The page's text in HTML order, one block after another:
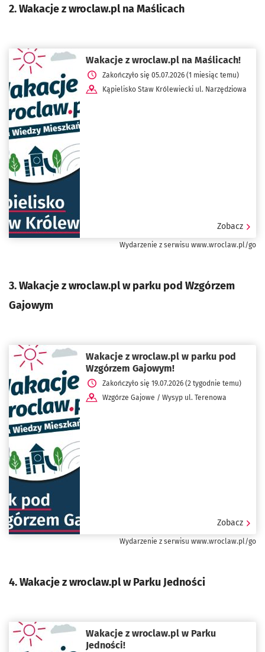
2. Wakacje z wroclaw.pl na Maślicach
Wakacje z wroclaw.pl na Maślicach!
Zakończyło się 05.07.2026 (1 miesiąc temu)
Kąpielisko Staw Królewiecki ul. Narzędziowa
Zobacz
Wydarzenie z serwisu www.wroclaw.pl/go
3. Wakacje z wroclaw.pl w parku pod Wzgórzem
Gajowym
Wakacje z wroclaw.pl w parku pod
Wzgórzem Gajowym!
Zakończyło się 19.07.2026 (2 tygodnie temu)
Wzgórze Gajowe / Wysyp ul. Terenowa
Zobacz
Wydarzenie z serwisu www.wroclaw.pl/go
4. Wakacje z wroclaw.pl w Parku Jedności
Wakacje z wroclaw.pl w Parku
Jedności!